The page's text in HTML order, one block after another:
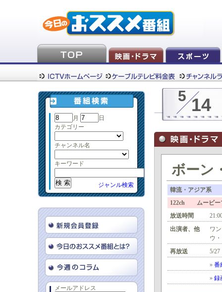
月
日
カテゴリー
チャンネル名
キーワード
ジャンル検索
メールアドレス
5 14
ボーン
韓流・アジア系
122ch ムービー
放送時間
出演者、他
ワ
ウ
再放送
5/
» 番
» 録